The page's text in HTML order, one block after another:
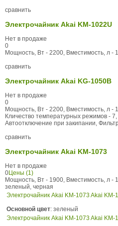
сравнить
Электрочайник Akai KM-1022U
Нет в продаже
0
Мощность, Вт - 2200, Вместимость, л -
сравнить
Электрочайник Akai KG-1050B
Нет в продаже
0
Мощность, Вт - 2200, Вместимость, л -
Кличество температурных режимов -
Автоотключение при закипании,
сравнить
Электрочайник Akai KM-1073
Нет в продаже
0Цены (1)
Мощность, Вт - 1900, Вместимость, л -
зеленый, черная
Электрочайник Akai KM-1073 Akai KM-
Основной цвет: зеленый
Электрочайник Akai KM-1073 Akai KM-